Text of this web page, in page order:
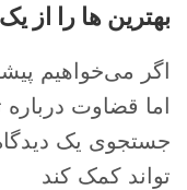
بهترین ها را از
اگر می‌خواهیم
اما قضاوت
جستجوی یک
تواند کمک کند